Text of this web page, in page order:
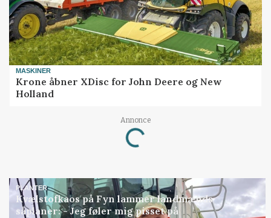
MASKINER
Krone åbner XDisc for John Deere og New
Holland
Annonce
Loading...
PLANTER
Kvælstofkaos på Fyn lammer landmænds
såplaner: - Jeg føler mig pisset på